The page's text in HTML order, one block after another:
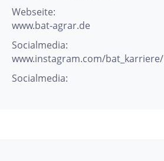
Webseite:
www.bat-agrar.de
Socialmedia:
www.instagram.com/bat_karriere/
Socialmedia: